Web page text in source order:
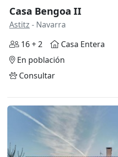
Casa Bengoa II
Astitz - Navarra
16 + 2
Casa Entera
En población
Consultar